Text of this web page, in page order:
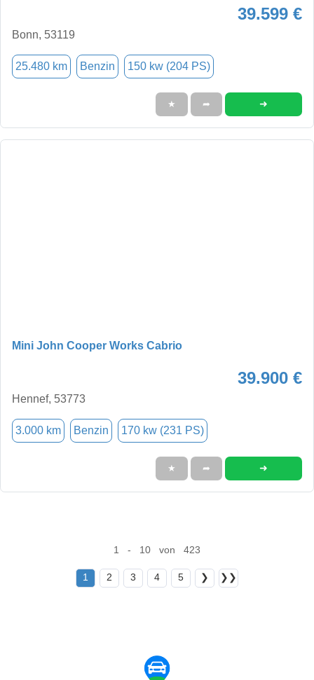
39.599 €
Bonn, 53119
25.480 km Benzin 150 kw (204 PS)
★ ➦ ➜
Mini John Cooper Works Cabrio
39.900 €
Hennef, 53773
3.000 km Benzin 170 kw (231 PS)
★ ➦ ➜
1 - 10 von 423
1 2 3 4 5 ❯ ❯❯